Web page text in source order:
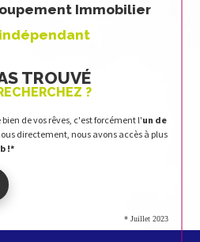
TROUVÉ
?
de vos rêves, c'est forcément l'un de
directement, nous avons accès à plus
!*
* Juillet 2023